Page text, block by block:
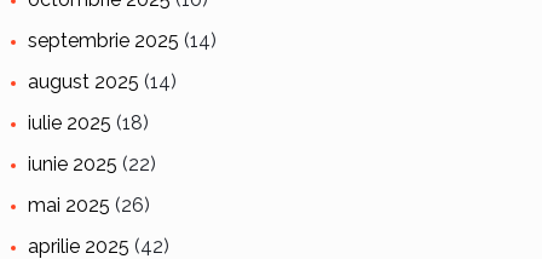
septembrie 2025 (14)
august 2025 (14)
iulie 2025 (18)
iunie 2025 (22)
mai 2025 (26)
aprilie 2025 (42)